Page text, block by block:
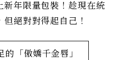
年限量包裝！趁現在統
絕對對得起自己！
「傲嬌千金唇」